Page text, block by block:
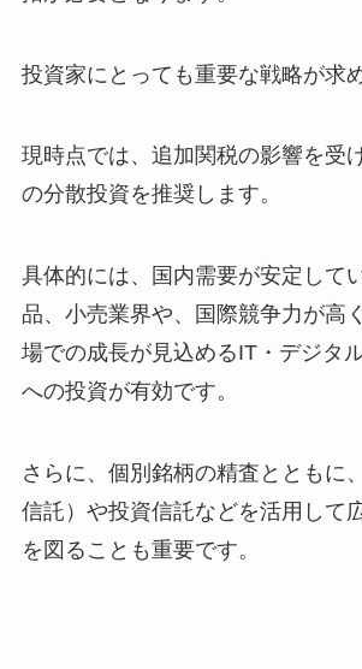
投資家にとっても重要な戦略が求
現時点では、追加関税の影響を受
の分散投資を推奨します。
具体的には、国内需要が安定して
品、小売業界や、国際競争力が高
場での成長が見込めるIT・デジタ
への投資が有効です。
さらに、個別銘柄の精査とともに
信託）や投資信託などを活用して
を図ることも重要です。